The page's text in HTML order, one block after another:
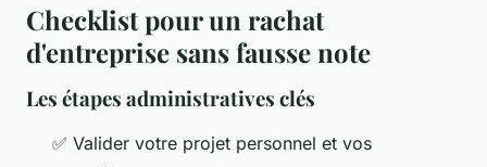
Checklist pour un rachat
d'entreprise sans fausse note
Les étapes administratives clés
✅ Valider votre projet personnel et vos